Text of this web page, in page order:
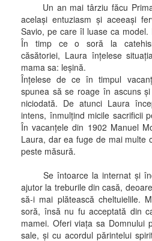
Un an mai târziu făcu Prima
acelaşi entuziasm şi aceeaşi
Savio, pe care îl luase ca
În timp ce o soră la
căsătoriei, Laura înţelese
mama sa: leşină.
Înţelese de ce în timpul
spunea să se roage în ascuns
niciodată. De atunci Laura
intens, înmulţind micile sacrificii
În vacanţele din 1902 Manuel
Laura, dar ea fuge de mai multe
peste măsură.
Se întoarce la internat şi
ajutor la treburile din casă,
să-i mai plătească cheltuielile.
soră, însă nu fu acceptată din
mamei. Oferi viaţa sa Domnului
sale, şi cu acordul părintelui